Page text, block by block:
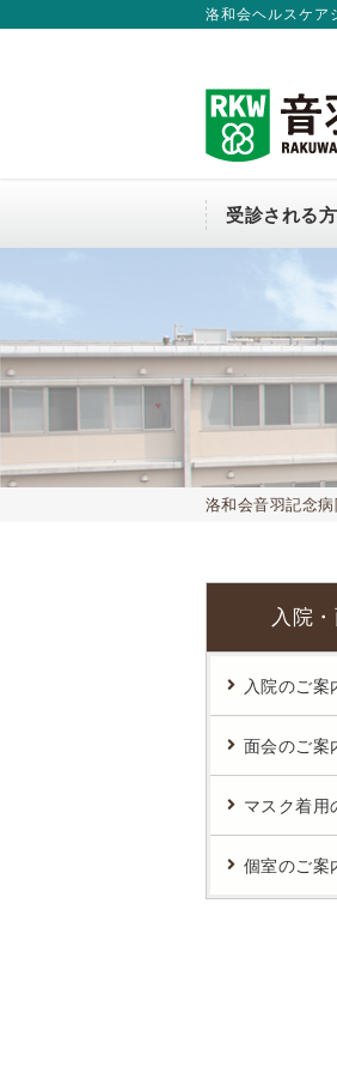
洛和会ヘルスケア
受診される
外来のご
診療科
医師から
入院のご
個室のご
会長から
当院の方針
医療従事
コンビニ
連携窓口
介護従事
新卒採用
洛和会音羽記念
入院
入院のご案
面会のご案
マスク着用
個室のご案